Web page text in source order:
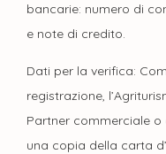
bancarie: numero di
e note di credito.
Dati per la verifica:
registrazione,
Partner commerciale
una copia della carta